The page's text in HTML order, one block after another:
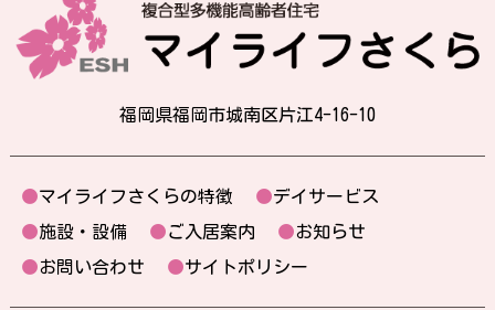
福岡県福岡市城南区片江4-16-10
●マイライフさくらの特徴 ●デイサービス
●施設・設備 ●ご入居案内 ●お知らせ
●お問い合わせ ●サイトポリシー